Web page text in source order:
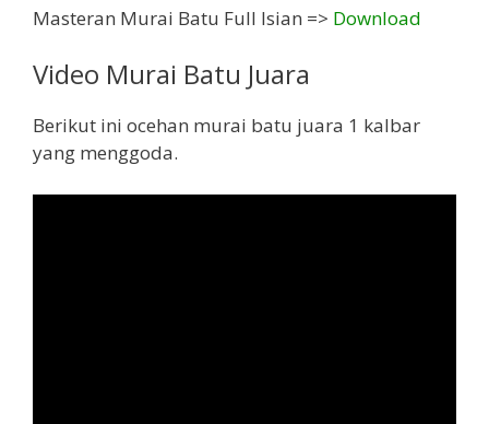
Masteran Murai Batu Full Isian => Download
Video Murai Batu Juara
Berikut ini ocehan murai batu juara 1 kalbar
yang menggoda.